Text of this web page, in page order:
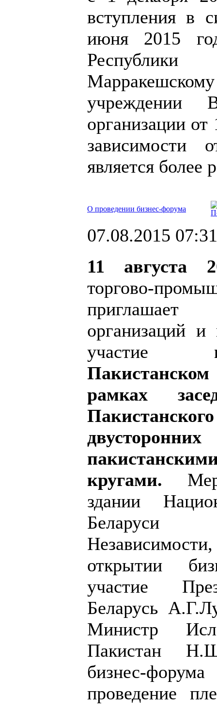
вступления в
июня 2015
учреждении
организации от
зависимости
является более
О проведении бизнес-форума
07.08.2015 07:31
11 августа
торгово-
организаций и
участие
рамках
кругами.
здании
открытии
участие
Беларусь
Министр
Пакистан
бизнес-
проведение